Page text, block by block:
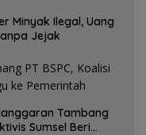
Minyak Ilegal, Uang
Jejak
Tambang
Sumsel Beri